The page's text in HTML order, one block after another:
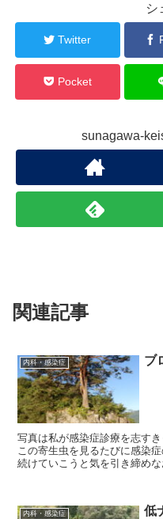
シ
Twitter
Pocket
sunagawa-
関連記事
内科・感染症 ブ
写真は私が感染症診療を志す
この寄生虫を見るたびに感染
続けていこうと気を引き締めなおしていき
内科・感染症
低